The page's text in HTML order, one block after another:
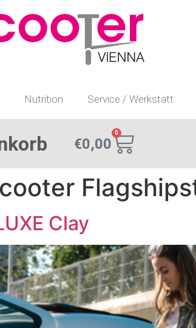
Nutrition Service / Werkstatt
€0,00
0
Clay